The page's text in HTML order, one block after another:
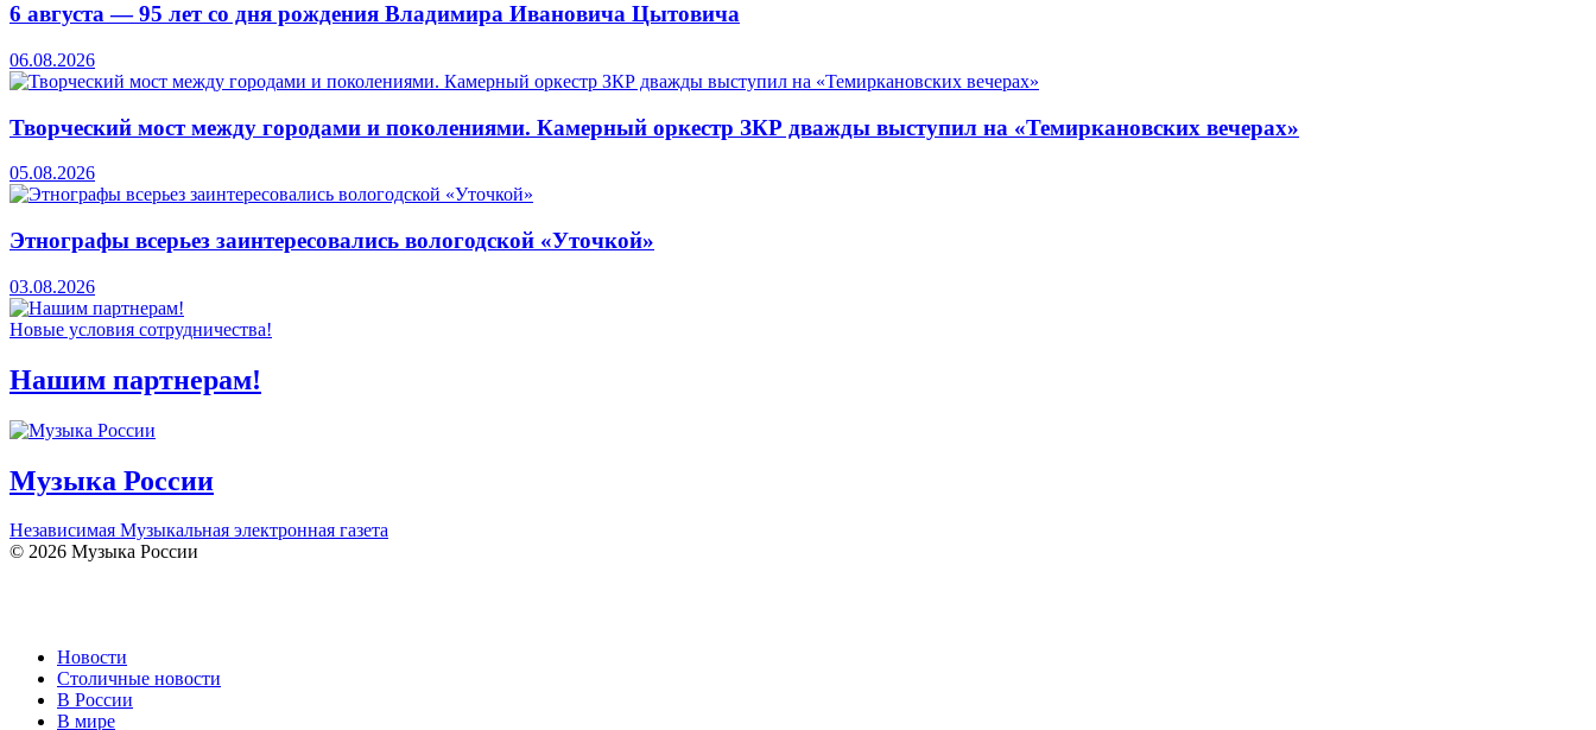
6 августа — 95 лет со дня рождения Владимира Ивановича Цытовича
06.08.2026
Творческий мост между городами и поколениями. Камерный оркестр ЗКР дважды выступил на «Темиркановских вечерах»
05.08.2026
Этнографы всерьез заинтересовались вологодской «Уточкой»
03.08.2026
Новые условия сотрудничества!
Нашим партнерам!
Музыка России
Независимая Музыкальная электронная газета
© 2026 Музыка России
Новости
Столичные новости
В России
В мире